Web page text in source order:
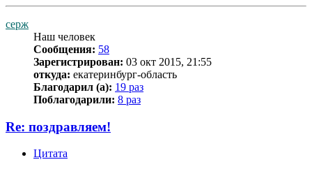
серж
Наш человек
Сообщения: 58
Зарегистрирован: 03 окт 2015, 21:55
откуда: екатеринбург-область
Благодарил (а): 19 раз
Поблагодарили: 8 раз
Re: поздравляем!
Цитата